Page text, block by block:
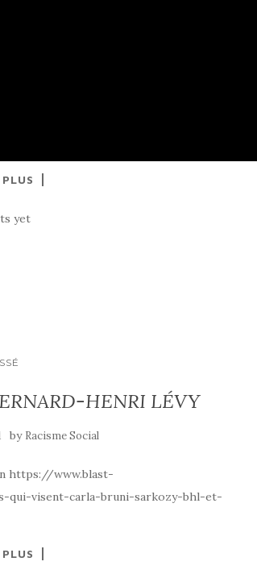
yet
HENRI LÉVY
by Racisme Social
https://www.blast-
qui-visent-carla-bruni-sarkozy-bhl-et-